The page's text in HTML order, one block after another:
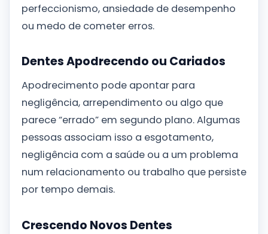
perfeccionismo, ansiedade de desempenho
ou medo de cometer erros.
Dentes Apodrecendo ou Cariados
Apodrecimento pode apontar para
negligência, arrependimento ou algo que
parece “errado” em segundo plano. Algumas
pessoas associam isso a esgotamento,
negligência com a saúde ou a um problema
num relacionamento ou trabalho que persiste
por tempo demais.
Crescendo Novos Dentes